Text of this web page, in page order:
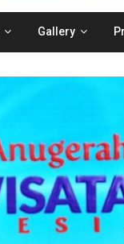
Gallery